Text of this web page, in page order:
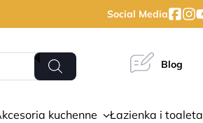
Social Media
Blog
kuchenne Łazienka i toaleta